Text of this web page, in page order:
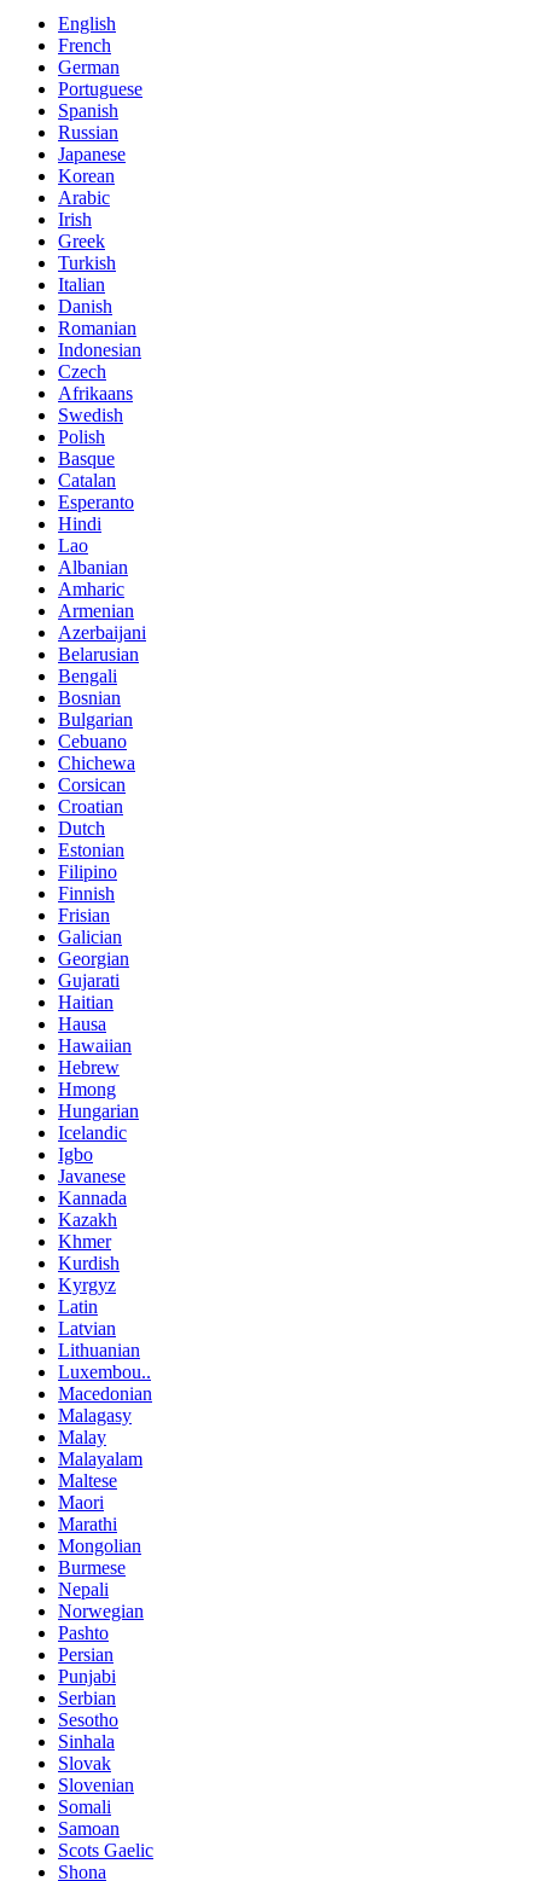
English
French
German
Portuguese
Spanish
Russian
Japanese
Korean
Arabic
Irish
Greek
Turkish
Italian
Danish
Romanian
Indonesian
Czech
Afrikaans
Swedish
Polish
Basque
Catalan
Esperanto
Hindi
Lao
Albanian
Amharic
Armenian
Azerbaijani
Belarusian
Bengali
Bosnian
Bulgarian
Cebuano
Chichewa
Corsican
Croatian
Dutch
Estonian
Filipino
Finnish
Frisian
Galician
Georgian
Gujarati
Haitian
Hausa
Hawaiian
Hebrew
Hmong
Hungarian
Icelandic
Igbo
Javanese
Kannada
Kazakh
Khmer
Kurdish
Kyrgyz
Latin
Latvian
Lithuanian
Luxembou..
Macedonian
Malagasy
Malay
Malayalam
Maltese
Maori
Marathi
Mongolian
Burmese
Nepali
Norwegian
Pashto
Persian
Punjabi
Serbian
Sesotho
Sinhala
Slovak
Slovenian
Somali
Samoan
Scots Gaelic
Shona